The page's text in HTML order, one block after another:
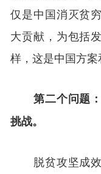
仅是中国消灭贫
大贡献，为包括
样，这是中国方案
第二个问题
挑战。
脱贫攻坚成效